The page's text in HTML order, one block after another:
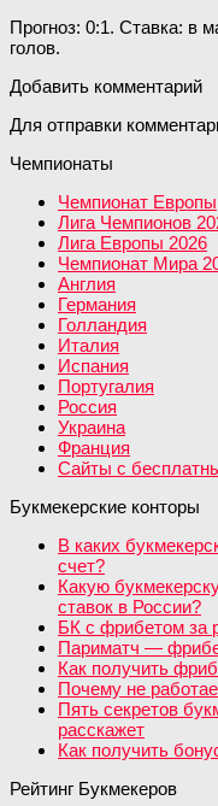
Прогноз: 0:1. Ставка: в
голов.
Добавить комментарий
Для отправки
Чемпионаты
Чемпионат Европы
Лига Чемпионов
Лига Европы 2026
Чемпионат Мира
Англия
Германия
Голландия
Италия
Испания
Португалия
Россия
Украина
Франция
Сайты с
Букмекерские конторы
В каких
счет?
Какую
ставок в России?
БК с фрибетом за
Париматч —
Как получить
Почему не
Пять секретов
расскажет
Как получить
Рейтинг Букмекеров